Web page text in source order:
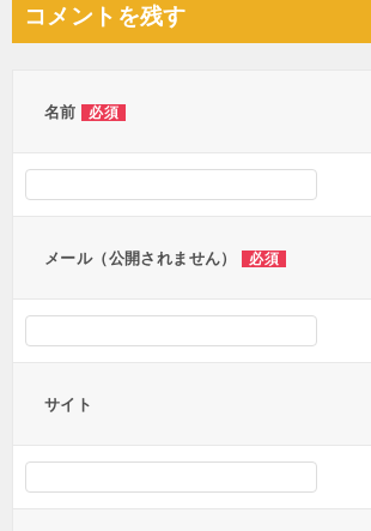
ビ
コメントを残す
名前 必須
メール（公開されません） 必須
サイト